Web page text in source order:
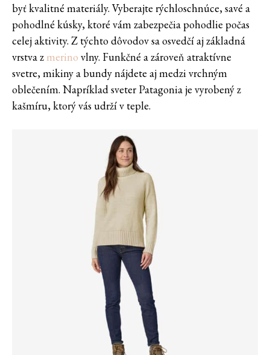
byť kvalitné materiály. Vyberajte rýchloschnúce, savé a
pohodlné kúsky, ktoré vám zabezpečia pohodlie počas
celej aktivity. Z týchto dôvodov sa osvedčí aj základná
vrstva z merino vlny. Funkčné a zároveň atraktívne
svetre, mikiny a bundy nájdete aj medzi vrchným
oblečením. Napríklad sveter Patagonia je vyrobený z
kašmíru, ktorý vás udrží v teple.